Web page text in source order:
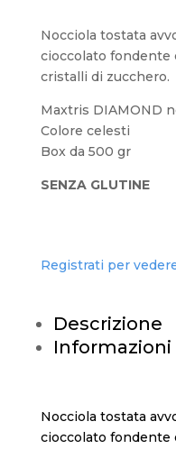
Nocciola tostata
cioccolato fondente
cristalli di zucchero.
Maxtris DIAMOND
Colore celesti
Box da 500 gr
SENZA GLUTINE
Registrati per
Descrizione
Nocciola tostata
cioccolato fondente